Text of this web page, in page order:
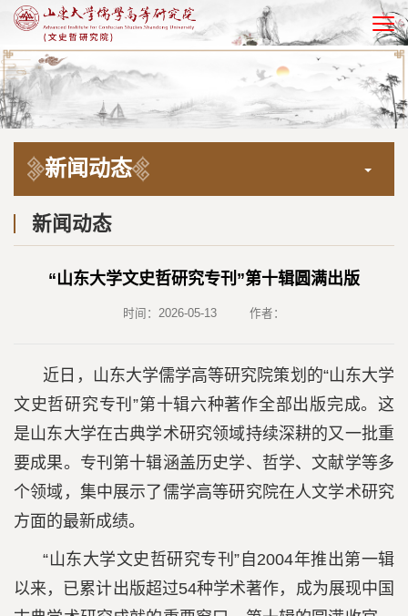
EN
新闻动态
新闻动态
“山东大学文史哲研究专刊”第十辑圆满出版
时间：2026-05-13 作者：
近日，山东大学儒学高等研究院策划的“山东大学
文史哲研究专刊”第十辑六种著作全部出版完成。这
是山东大学在古典学术研究领域持续深耕的又一批重
要成果。专刊第十辑涵盖历史学、哲学、文献学等多
个领域，集中展示了儒学高等研究院在人文学术研究
方面的最新成绩。
“山东大学文史哲研究专刊”自2004年推出第一辑
以来，已累计出版超过54种学术著作，成为展现中国